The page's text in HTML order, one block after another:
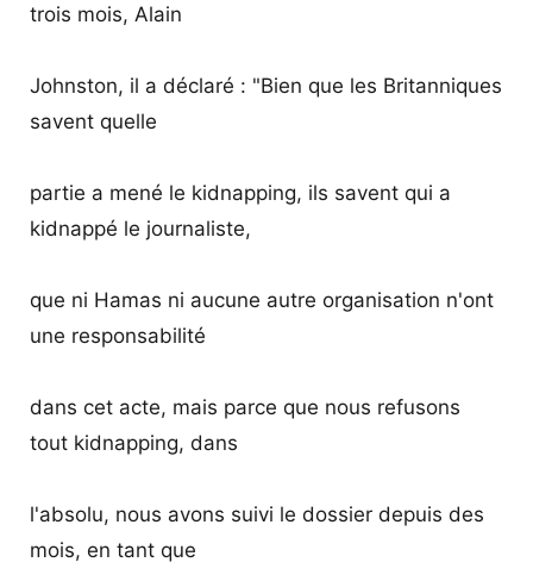
trois mois, Alain
Johnston, il a déclaré : "Bien que les Britanniques
savent quelle
partie a mené le kidnapping, ils savent qui a
kidnappé le journaliste,
que ni Hamas ni aucune autre organisation n'ont
une responsabilité
dans cet acte, mais parce que nous refusons
tout kidnapping, dans
l'absolu, nous avons suivi le dossier depuis des
mois, en tant que